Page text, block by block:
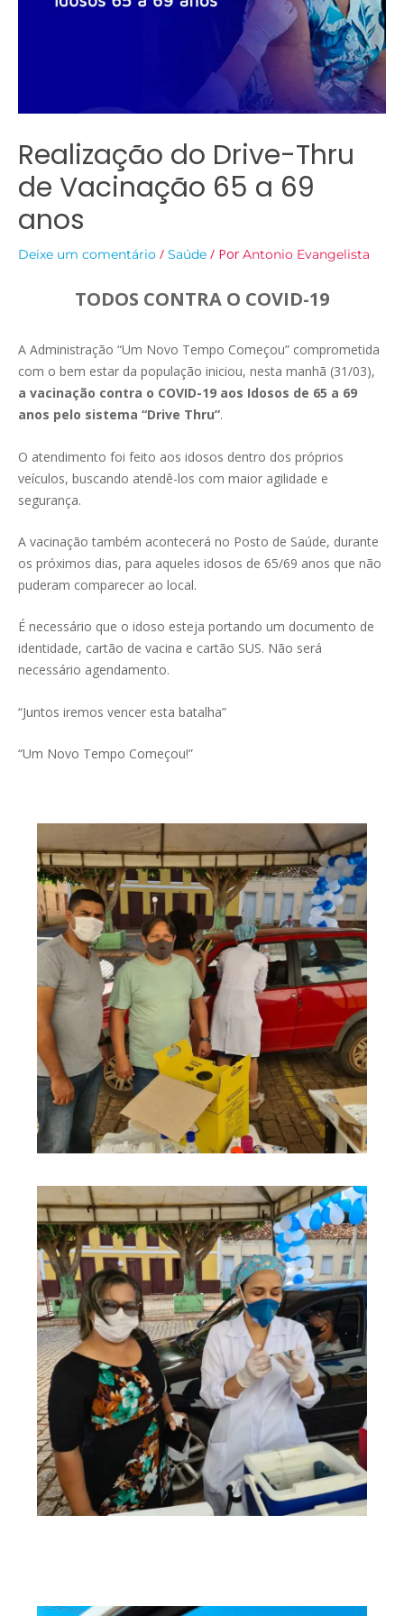
Realização do Drive-Thru
de Vacinação 65 a 69
anos
Deixe um comentário / Saúde / Por Antonio Evangelista
TODOS CONTRA O COVID-19
A Administração “Um Novo Tempo Começou” comprometida
com o bem estar da população iniciou, nesta manhã (31/03),
a vacinação contra o COVID-19 aos Idosos de 65 a 69
anos pelo sistema “Drive Thru”.
O atendimento foi feito aos idosos dentro dos próprios
veículos, buscando atendê-los com maior agilidade e
segurança.
A vacinação também acontecerá no Posto de Saúde, durante
os próximos dias, para aqueles idosos de 65/69 anos que não
puderam comparecer ao local.
É necessário que o idoso esteja portando um documento de
identidade, cartão de vacina e cartão SUS. Não será
necessário agendamento.
“Juntos iremos vencer esta batalha”
“Um Novo Tempo Começou!”